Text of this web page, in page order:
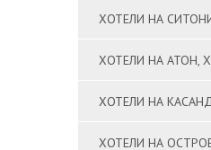
ХОТЕЛИ НА
ХОТЕЛИ НА АТОН,
ХОТЕЛИ НА
ХОТЕЛИ НА